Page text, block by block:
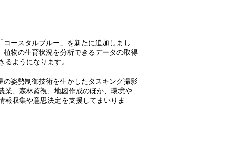
ースタルブルー」を新たに追加しまし
物の生育状況を分析できるデータの取得
ようになります。
姿勢制御技術を生かしたタスキング撮影
業、森林監視、地図作成のほか、環境や
報収集や意思決定を支援してまいりま